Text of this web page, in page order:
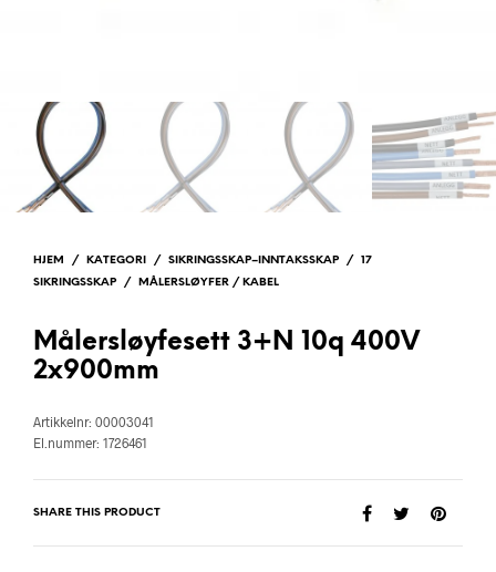
HJEM / KATEGORI / SIKRINGSSKAP–INNTAKSSKAP /
17
SIKRINGSSKAP
/ MÅLERSLØYFER / KABEL
Målersløyfesett 3+N 10q 400V
2x900mm
Artikkelnr: 00003041
El.nummer: 1726461
SHARE THIS PRODUCT